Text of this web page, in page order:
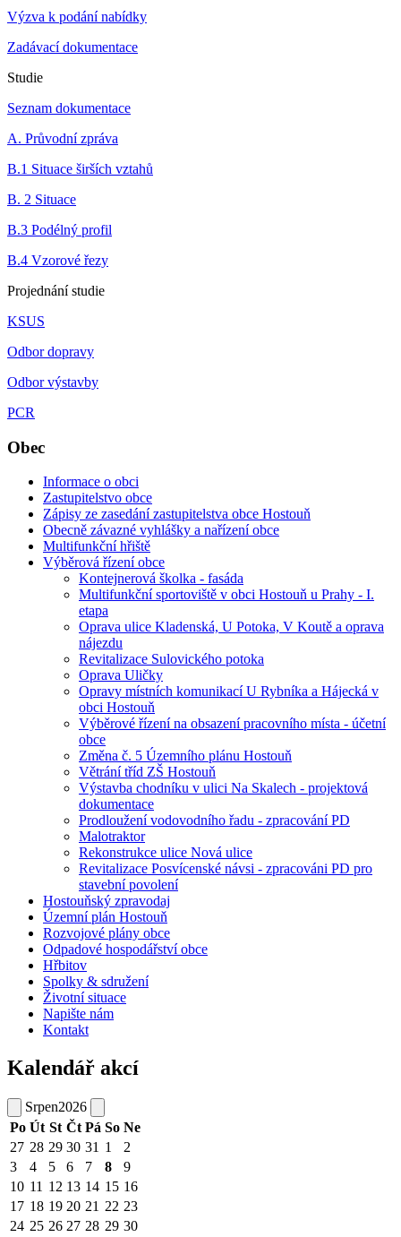
Výzva k podání nabídky
Zadávací dokumentace
Studie
Seznam dokumentace
A. Průvodní zpráva
B.1 Situace širších vztahů
B. 2 Situace
B.3 Podélný profil
B.4 Vzorové řezy
Projednání studie
KSUS
Odbor dopravy
Odbor výstavby
PCR
Obec
Informace o obci
Zastupitelstvo obce
Zápisy ze zasedání zastupitelstva obce Hostouň
Obecně závazné vyhlášky a nařízení obce
Multifunkční hřiště
Výběrová řízení obce
Kontejnerová školka - fasáda
Multifunkční sportoviště v obci Hostouň u Prahy - I.
etapa
Oprava ulice Kladenská, U Potoka, V Koutě a oprava
nájezdu
Revitalizace Sulovického potoka
Oprava Uličky
Opravy místních komunikací U Rybníka a Hájecká v
obci Hostouň
Výběrové řízení na obsazení pracovního místa - účetní
obce
Změna č. 5 Územního plánu Hostouň
Větrání tříd ZŠ Hostouň
Výstavba chodníku v ulici Na Skalech - projektová
dokumentace
Prodloužení vodovodního řadu - zpracování PD
Malotraktor
Rekonstrukce ulice Nová ulice
Revitalizace Posvícenské návsi - zpracováni PD pro
stavební povolení
Hostouňský zpravodaj
Územní plán Hostouň
Rozvojové plány obce
Odpadové hospodářství obce
Hřbitov
Spolky & sdružení
Životní situace
Napište nám
Kontakt
Kalendář akcí
Srpen2026
Po Út St Čt Pá So Ne
27 28 29 30 31 1
2
3
4 5 6 7 8
9
10 11 12 13 14 15 16
17 18 19 20 21 22 23
24 25 26 27 28 29 30